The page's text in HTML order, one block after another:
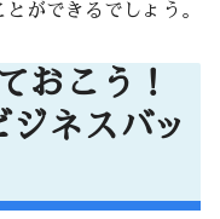
ができるでしょう。
おこう！
ネスバッ